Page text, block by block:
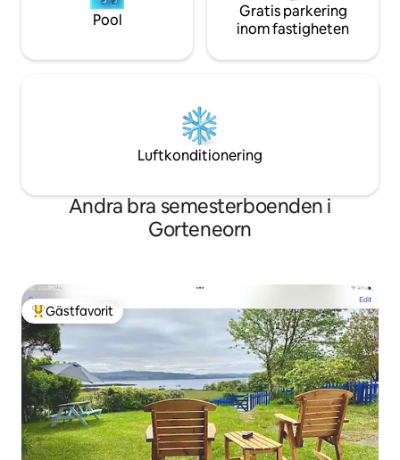
Pool
Gratis parkering
inom fastigheten
Luftkonditionering
Andra bra semesterboenden i
Gorteneorn
Populär gästfavorit
Gästfavorit